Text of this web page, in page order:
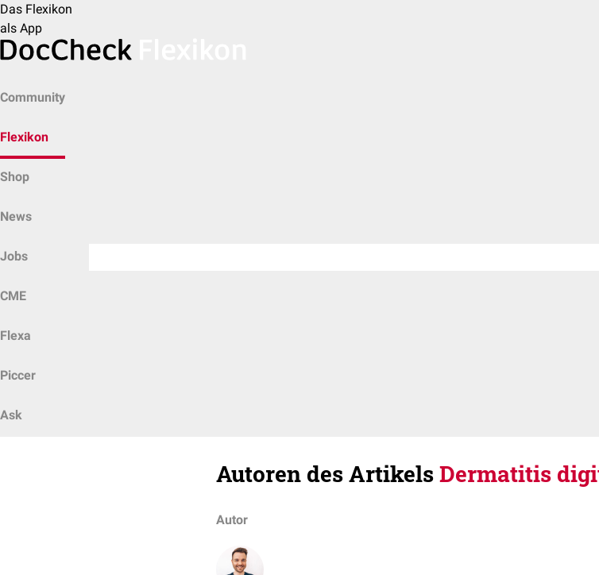
Das Flexikon
als App
Community
Flexikon
Shop
News
Jobs
CME
Flexa
Piccer
Ask
Autoren des ArtikelsDermatitis
Autor